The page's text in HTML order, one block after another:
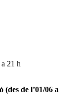
21 h
de l’01/06 a